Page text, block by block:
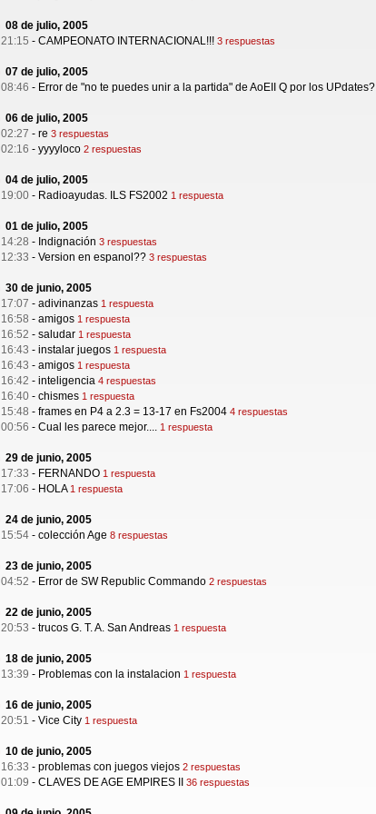
08 de julio, 2005
21:15 - CAMPEONATO INTERNACIONAL!!! 3 respuestas
07 de julio, 2005
08:46 - Error de "no te puedes unir a la partida" de AoEII Q por los UPdates?
06 de julio, 2005
02:27 - re 3 respuestas
02:16 - yyyyloco 2 respuestas
04 de julio, 2005
19:00 - Radioayudas. ILS FS2002 1 respuesta
01 de julio, 2005
14:28 - Indignación 3 respuestas
12:33 - Version en espanol?? 3 respuestas
30 de junio, 2005
17:07 - adivinanzas 1 respuesta
16:58 - amigos 1 respuesta
16:52 - saludar 1 respuesta
16:43 - instalar juegos 1 respuesta
16:43 - amigos 1 respuesta
16:42 - inteligencia 4 respuestas
16:40 - chismes 1 respuesta
15:48 - frames en P4 a 2.3 = 13-17 en Fs2004 4 respuestas
00:56 - Cual les parece mejor.... 1 respuesta
29 de junio, 2005
17:33 - FERNANDO 1 respuesta
17:06 - HOLA 1 respuesta
24 de junio, 2005
15:54 - colección Age 8 respuestas
23 de junio, 2005
04:52 - Error de SW Republic Commando 2 respuestas
22 de junio, 2005
20:53 - trucos G. T. A. San Andreas 1 respuesta
18 de junio, 2005
13:39 - Problemas con la instalacion 1 respuesta
16 de junio, 2005
20:51 - Vice City 1 respuesta
10 de junio, 2005
16:33 - problemas con juegos viejos 2 respuestas
01:09 - CLAVES DE AGE EMPIRES II 36 respuestas